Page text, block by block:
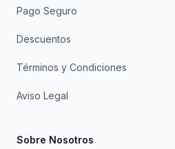
Pago Seguro
Descuentos
Términos y Condiciones
Aviso Legal
Sobre Nosotros